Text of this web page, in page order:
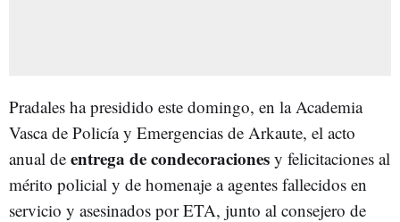
Pradales ha presidido este domingo, en la Academia
Vasca de Policía y Emergencias de Arkaute, el acto
anual de entrega de condecoraciones y felicitaciones al
mérito policial y de homenaje a agentes fallecidos en
servicio y asesinados por ETA, junto al consejero de